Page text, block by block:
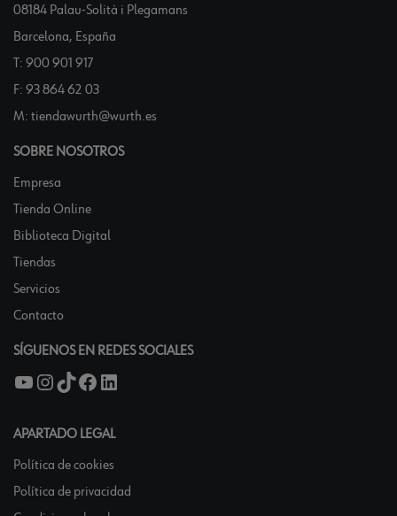
08184 Palau-Solità i Plegamans
Barcelona, España
T: 900 901 917
F: 93 864 62 03
M: tiendawurth@wurth.es
SOBRE NOSOTROS
Empresa
Tienda Online
Biblioteca Digital
Tiendas
Servicios
Contacto
SÍGUENOS EN REDES SOCIALES
APARTADO LEGAL
Política de cookies
Política de privacidad